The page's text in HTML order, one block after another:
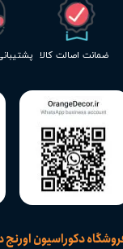
دکوراسیون
پشتیبانی ۲۴ ضمانت اصالت کالا